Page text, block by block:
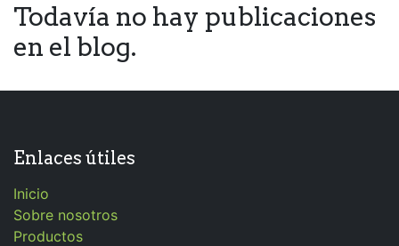
Todavía no hay publicaciones
en el blog.
Enlaces útiles
Inicio
Sobre nosotros
Productos